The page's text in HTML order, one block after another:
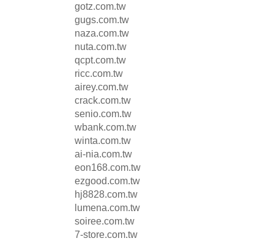
gotz.com.tw
gugs.com.tw
naza.com.tw
nuta.com.tw
qcpt.com.tw
ricc.com.tw
airey.com.tw
crack.com.tw
senio.com.tw
wbank.com.tw
winta.com.tw
ai-nia.com.tw
eon168.com.tw
ezgood.com.tw
hj8828.com.tw
lumena.com.tw
soiree.com.tw
7-store.com.tw